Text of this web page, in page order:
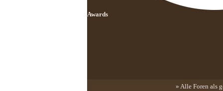
Awards
» Alle Foren als